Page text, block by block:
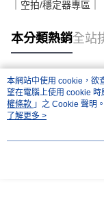
｜空拍/穩定器專區｜
本分類熱銷全站
熱門標籤
本網站中使用 cookie，欲
望在電腦上使用 cookie
權條款 」之 Cookie 聲明
用條款之 Cookie 聲明使用
了解更多 >